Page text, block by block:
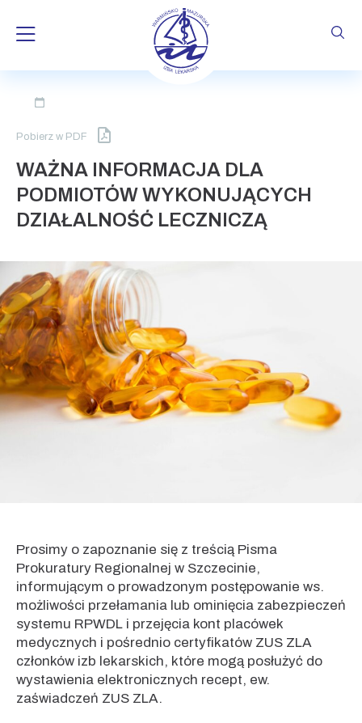
content
Pobierz w PDF
WAŻNA INFORMACJA DLA
PODMIOTÓW WYKONUJĄCYCH
DZIAŁALNOŚĆ LECZNICZĄ
Prosimy o zapoznanie się z treścią Pisma
Prokuratury Regionalnej w Szczecinie,
informującym o prowadzonym postępowanie ws.
możliwości przełamania lub ominięcia zabezpieczeń
systemu RPWDL i przejęcia kont placówek
medycznych i pośrednio certyfikatów ZUS ZLA
członków izb lekarskich, które mogą posłużyć do
wystawienia elektronicznych recept, ew.
zaświadczeń ZUS ZLA.